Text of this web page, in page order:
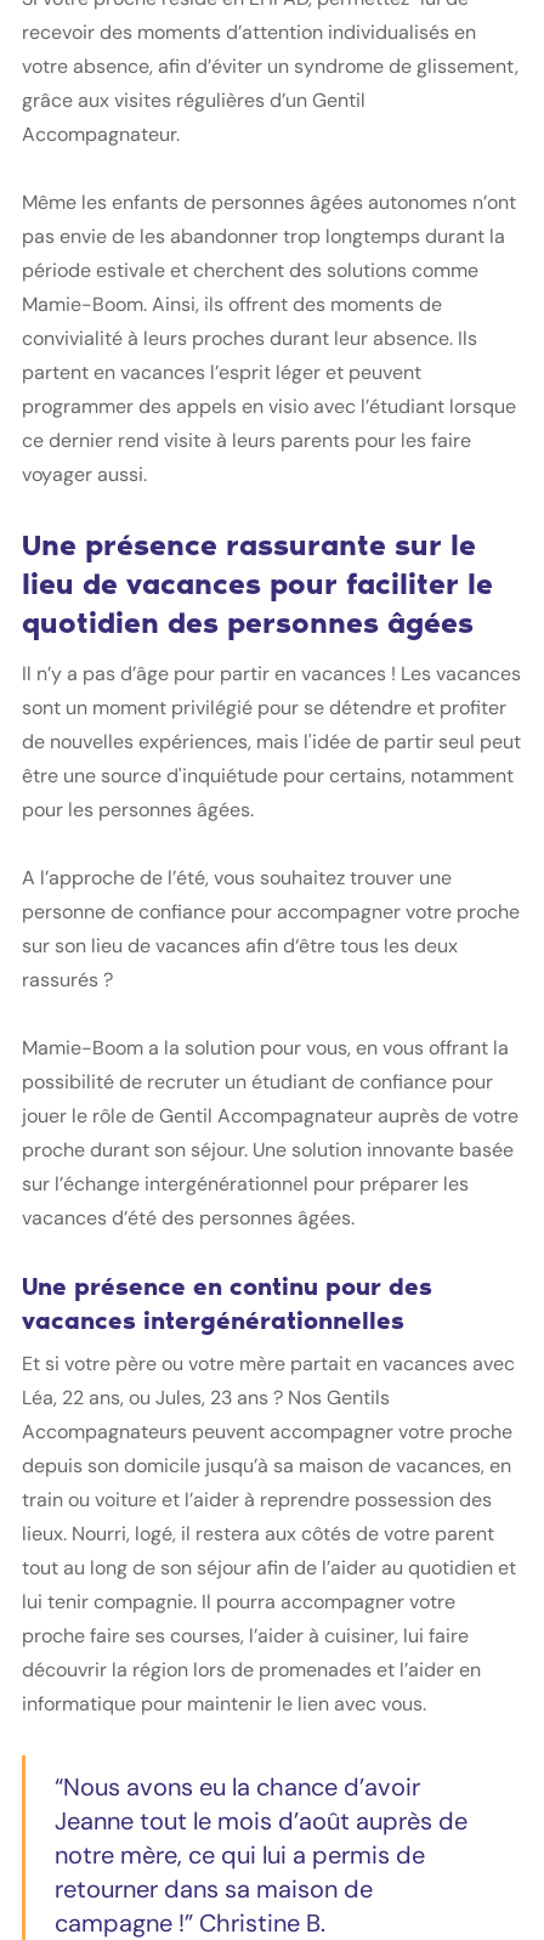
recevoir des moments d’attention individualisés en
votre absence, afin d’éviter un syndrome de glissement,
grâce aux visites régulières d’un Gentil
Accompagnateur.
Même les enfants de personnes âgées autonomes n’ont
pas envie de les abandonner trop longtemps durant la
période estivale et cherchent des solutions comme
Mamie-Boom. Ainsi, ils offrent des moments de
convivialité à leurs proches durant leur absence. Ils
partent en vacances l’esprit léger et peuvent
programmer des appels en visio avec l’étudiant lorsque
ce dernier rend visite à leurs parents pour les faire
voyager aussi.
Une présence rassurante sur le
lieu de vacances pour faciliter le
quotidien des personnes âgées
Il n’y a pas d’âge pour partir en vacances ! Les vacances
sont un moment privilégié pour se détendre et profiter
de nouvelles expériences, mais l'idée de partir seul peut
être une source d'inquiétude pour certains, notamment
pour les personnes âgées.
A l’approche de l’été, vous souhaitez trouver une
personne de confiance pour accompagner votre proche
sur son lieu de vacances afin d‘être tous les deux
rassurés ?
Mamie-Boom a la solution pour vous, en vous offrant la
possibilité de recruter un étudiant de confiance pour
jouer le rôle de Gentil Accompagnateur auprès de votre
proche durant son séjour. Une solution innovante basée
sur l’échange intergénérationnel pour préparer les
vacances d’été des personnes âgées.
Une présence en continu pour des
vacances intergénérationnelles
Et si votre père ou votre mère partait en vacances avec
Léa, 22 ans, ou Jules, 23 ans ? Nos Gentils
Accompagnateurs peuvent accompagner votre proche
depuis son domicile jusqu’à sa maison de vacances, en
train ou voiture et l’aider à reprendre possession des
lieux. Nourri, logé, il restera aux côtés de votre parent
tout au long de son séjour afin de l’aider au quotidien et
lui tenir compagnie. Il pourra accompagner votre
proche faire ses courses, l’aider à cuisiner, lui faire
découvrir la région lors de promenades et l’aider en
informatique pour maintenir le lien avec vous.
“Nous avons eu la chance d’avoir
Jeanne tout le mois d’août auprès de
notre mère, ce qui lui a permis de
retourner dans sa maison de
campagne !” Christine B.